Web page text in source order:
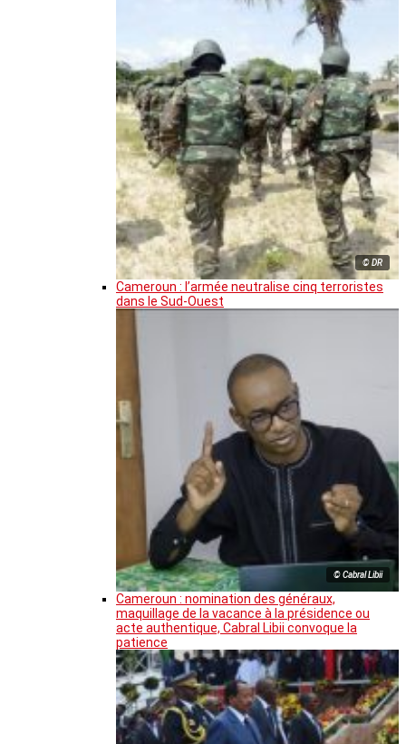
© DR
Cameroun : l’armée neutralise cinq terroristes
dans le Sud-Ouest
© Cabral Libii
Cameroun : nomination des généraux,
maquillage de la vacance à la présidence ou
acte authentique, Cabral Libii convoque la
patience